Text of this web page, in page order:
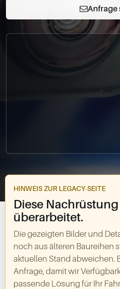
info@bimmer-manufaktur.de
Anfrage
HINWEIS ZUR LEGACY-SEITE
Diese
überarbeitet.
Die gezeigten Bilder und
noch aus älteren Baureihen
aktuellen Stand abweichen.
Anfrage, damit wir
passende Lösung für Ihr